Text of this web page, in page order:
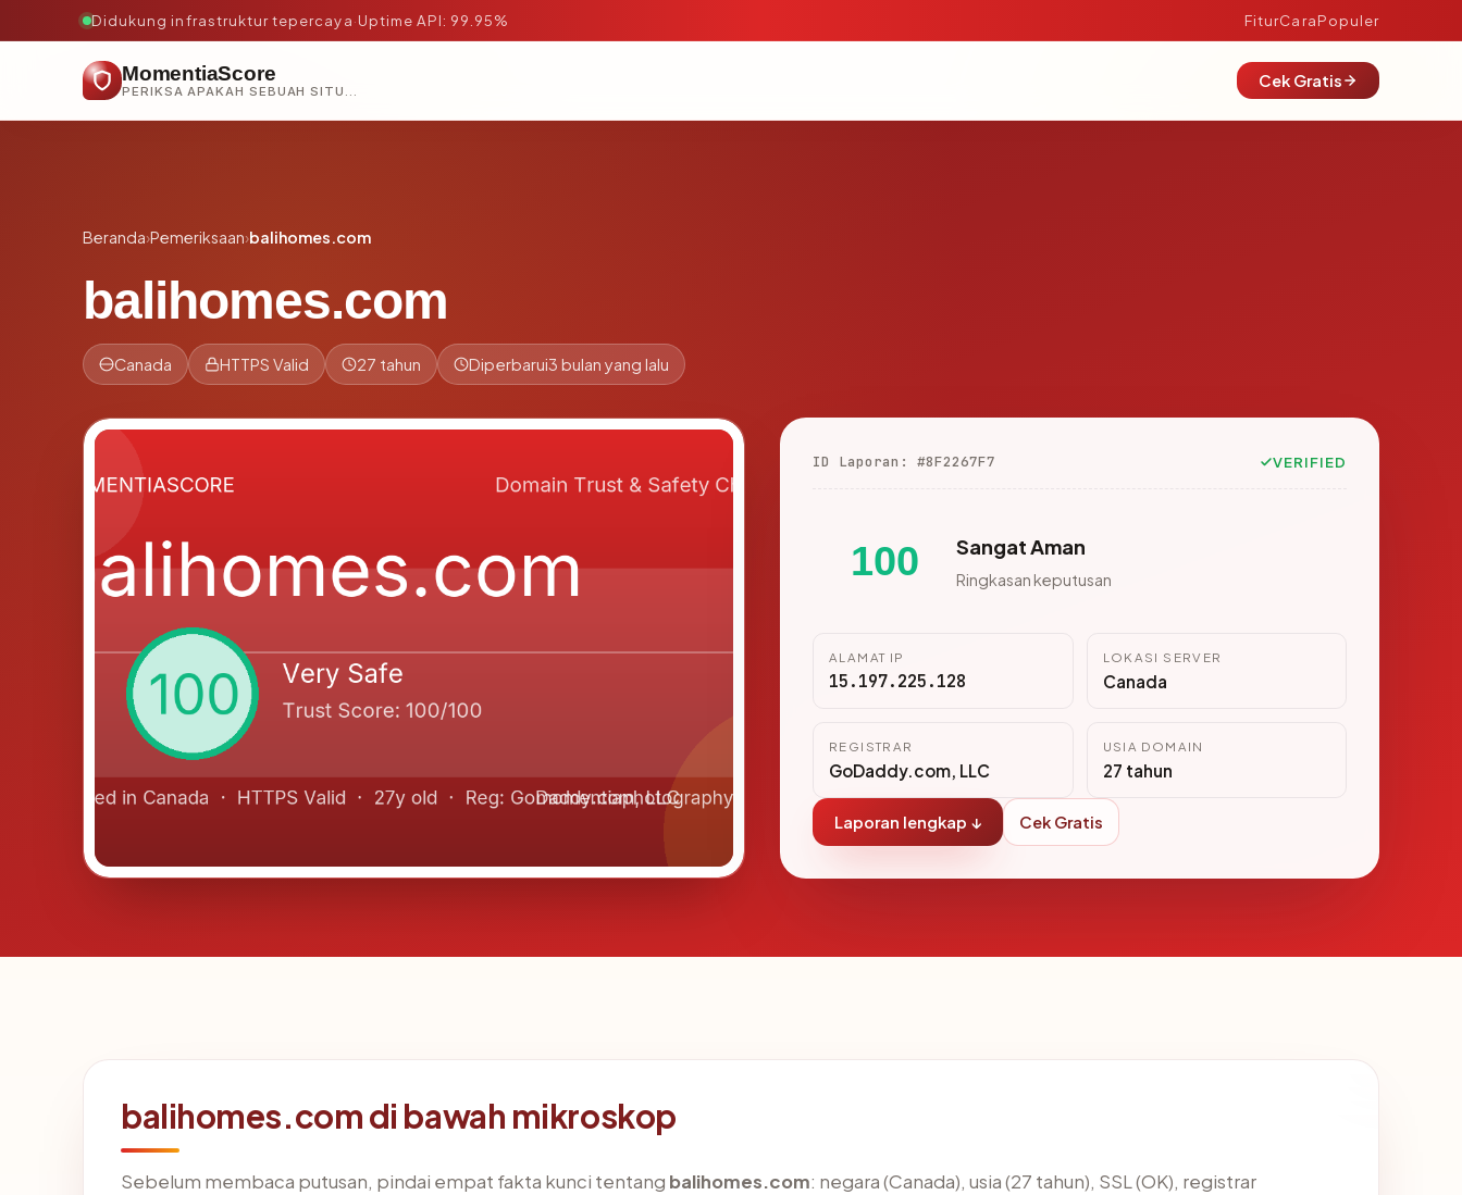
Didukung infrastruktur tepercaya·Uptime API: 99.95% FiturCaraPopuler
MomentiaScore
PERIKSA APAKAH SEBUAH SITUS AMAN, TEPERCAYA, DAN TERVERIFIKASI DALAM HITUNGAN DETIK.
Cek Gratis
Beranda›Pemeriksaan›balihomes.com
balihomes.com
Canada HTTPS Valid 27 tahun Diperbarui3 bulan yang lalu
ID Laporan: #8F2267F7 VERIFIED
100 Sangat Aman
Ringkasan keputusan
ALAMAT IP
15.197.225.128
LOKASI SERVER
Canada
REGISTRAR
GoDaddy.com, LLC
USIA DOMAIN
27 tahun
Laporan lengkap ↓ Cek Gratis
balihomes.com di bawah mikroskop
Sebelum membaca putusan, pindai empat fakta kunci tentang balihomes.com: negara (Canada), usia (27 tahun), SSL (OK), registrar